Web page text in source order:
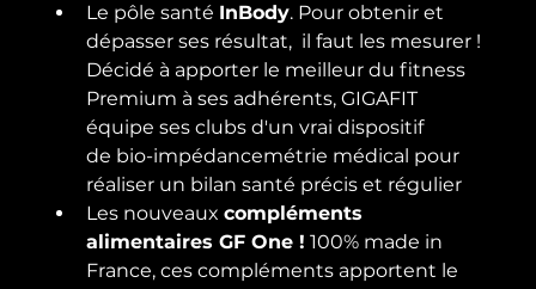
Le pôle santé InBody. Pour obtenir et
dépasser ses résultat,  il faut les mesurer !
Décidé à apporter le meilleur du fitness
Premium à ses adhérents, GIGAFIT
équipe ses clubs d'un vrai dispositif
de bio-impédancemétrie médical pour
réaliser un bilan santé précis et régulier
Les nouveaux compléments
alimentaires GF One ! 100% made in
France, ces compléments apportent le